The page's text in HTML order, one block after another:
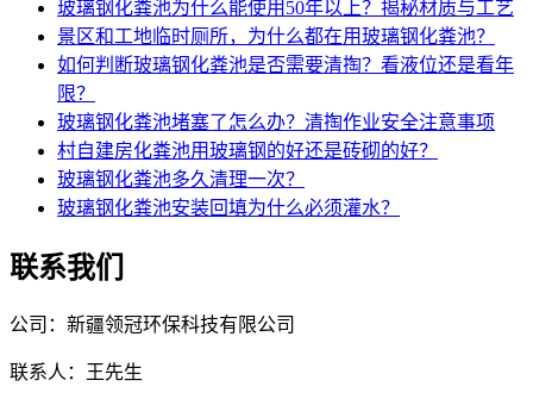
玻璃钢化粪池为什么能使用50年以上？揭秘材质与工艺
景区和工地临时厕所，为什么都在用玻璃钢化粪池？
如何判断玻璃钢化粪池是否需要清掏？看液位还是看年
限？
玻璃钢化粪池堵塞了怎么办？清掏作业安全注意事项
村自建房化粪池用玻璃钢的好还是砖砌的好？
玻璃钢化粪池多久清理一次？
玻璃钢化粪池安装回填为什么必须灌水？
联系我们
公司：新疆领冠环保科技有限公司
联系人：王先生